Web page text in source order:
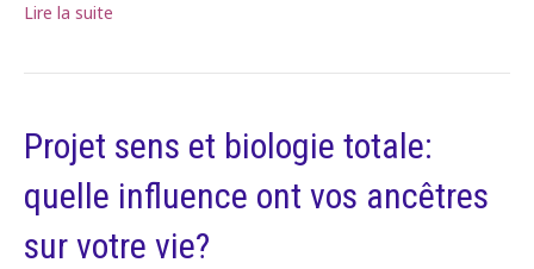
Lire la suite
Projet sens et biologie totale:
quelle influence ont vos ancêtres
sur votre vie?